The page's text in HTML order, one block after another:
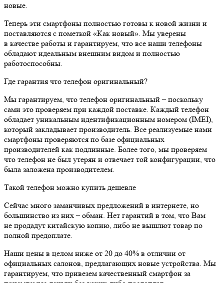
новые.
Теперь эти смартфоны полностью готовы к новой жизни и
поставляются с пометкой «Как новый». Мы уверены
в качестве работы и гарантируем, что все наши телефоны
обладают идеальным внешним видом и полностью
работоспособны.
Где гарантия что телефон оригинальный?
Мы гарантируем, что телефон оригинальный – поскольку
сами это проверяем при каждой поставке. Каждый телефон
обладает уникальным идентификационным номером (IMEI),
который закладывает производитель. Все реализуемые нами
смартфоны проверяются по базе официальных
производителей как подлинные. Более того, мы проверяем
что телефон не был утерян и отвечает той конфигурации, что
была заложена производителем.
Такой телефон можно купить дешевле
Сейчас много заманчивых предложений в интернете, но
большинство из них – обман. Нет гарантий в том, что Вам
не продадут китайскую копию, либо не вышлют товар по
полной предоплате.
Наши цены в целом ниже от 20 до 40% в отличии от
официальных салонов, предлагающих новые устройства. Мы
гарантируем, что привезем качественный смартфон за